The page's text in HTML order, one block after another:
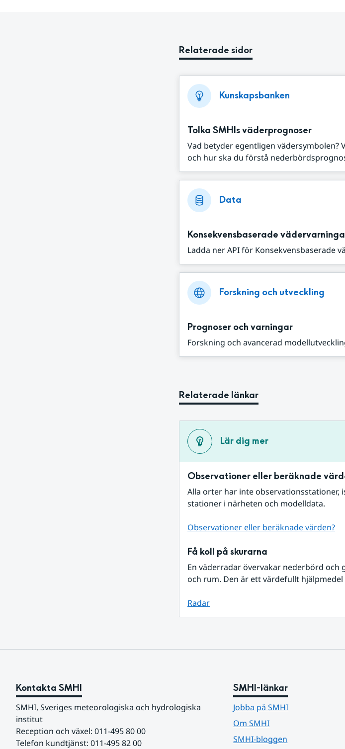
Relaterade sidor
Kunskapsbanken
Tolka SMHIs väderprognoser
Vad betyder egentligen vädersymbolen?
och hur ska du förstå
Data
Konsekvensbaserade
Ladda ner API för Konsekvensbaserade
Forskning och utveckling
Prognoser och varningar
Forskning och avancerad
Relaterade länkar
Lär dig mer
Observationer eller beräknade
Alla orter har inte observationsstationer,
stationer i närheten och modelldata.
Observationer eller beräknade värden?
Få koll på skurarna
En väderradar övervakar nederbörd
och rum. Den är ett värdefullt
Radar
Kontakta SMHI
SMHI, Sveriges meteorologiska och hydrologiska
institut
Reception och växel: 011-495 80 00
Telefon kundtjänst: 011-495 82 00
SMHI-länkar
Jobba på SMHI
Om SMHI
SMHI-bloggen